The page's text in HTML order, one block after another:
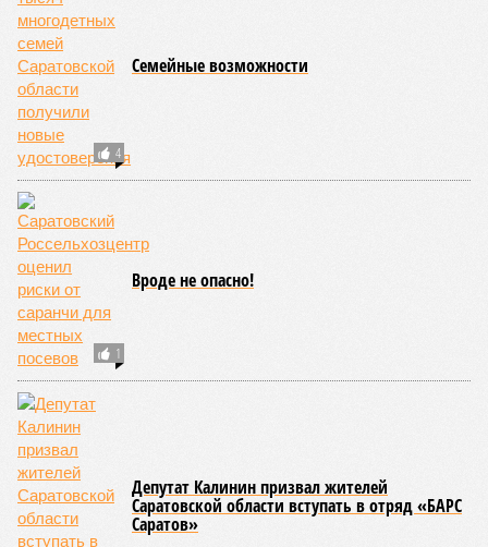
4
Семейные возможности
1
Вроде не опасно!
Депутат Калинин призвал жителей
Саратовской области вступать в отряд «БАРС
Саратов»